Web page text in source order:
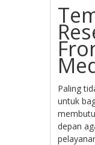
Paling
untuk
depan